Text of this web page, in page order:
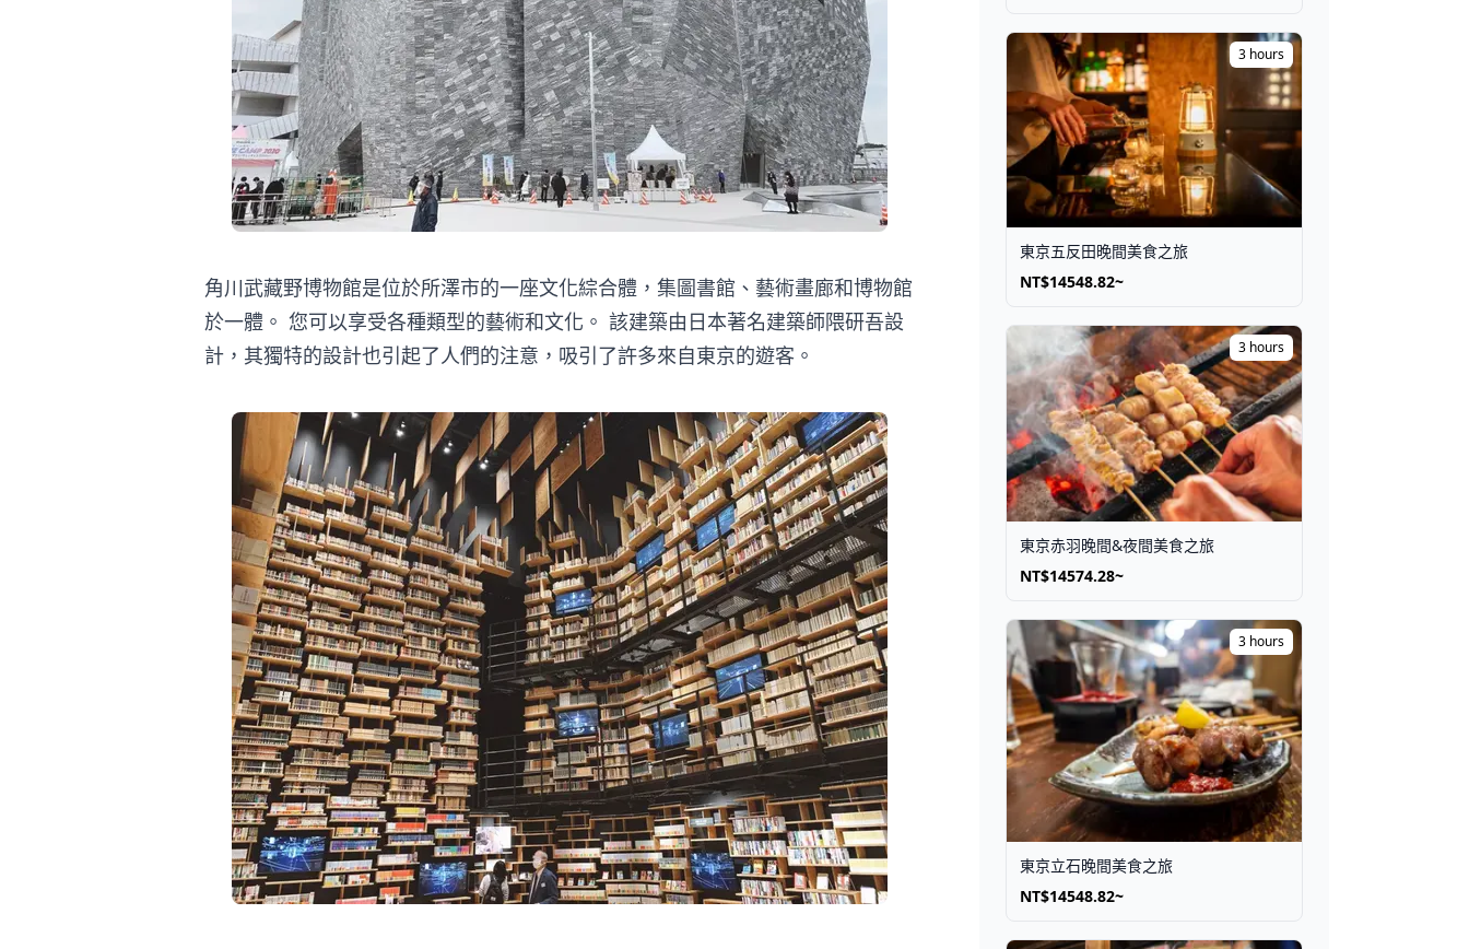
角川武藏野博物館是位於所澤市的一座文化綜合體，集圖書館、藝術畫廊和博物館
於一體。 您可以享受各種類型的藝術和文化。 該建築由日本著名建築師隈研吾設
計，其獨特的設計也引起了人們的注意，吸引了許多來自東京的遊客。
3 hours
東京五反田晚間美食之旅
NT$14548.82~
3 hours
東京赤羽晚間&夜間美食之旅
NT$14574.28~
3 hours
東京立石晚間美食之旅
NT$14548.82~